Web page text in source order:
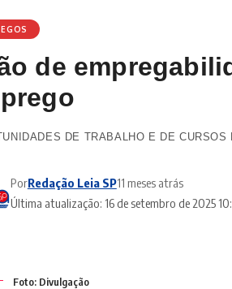
de
DE TRABALHO E DE
Última atualização: 16 de setembro de 2025
PorRedação Leia SP11 meses atrás
Foto: Divulgação